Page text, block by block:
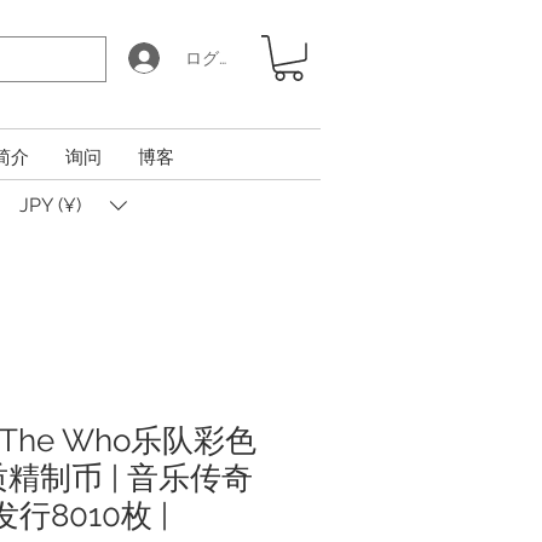
ログイン
介 询问 博客
JPY (¥)
Who乐队彩色
制币 | 音乐传奇
行8010枚 |